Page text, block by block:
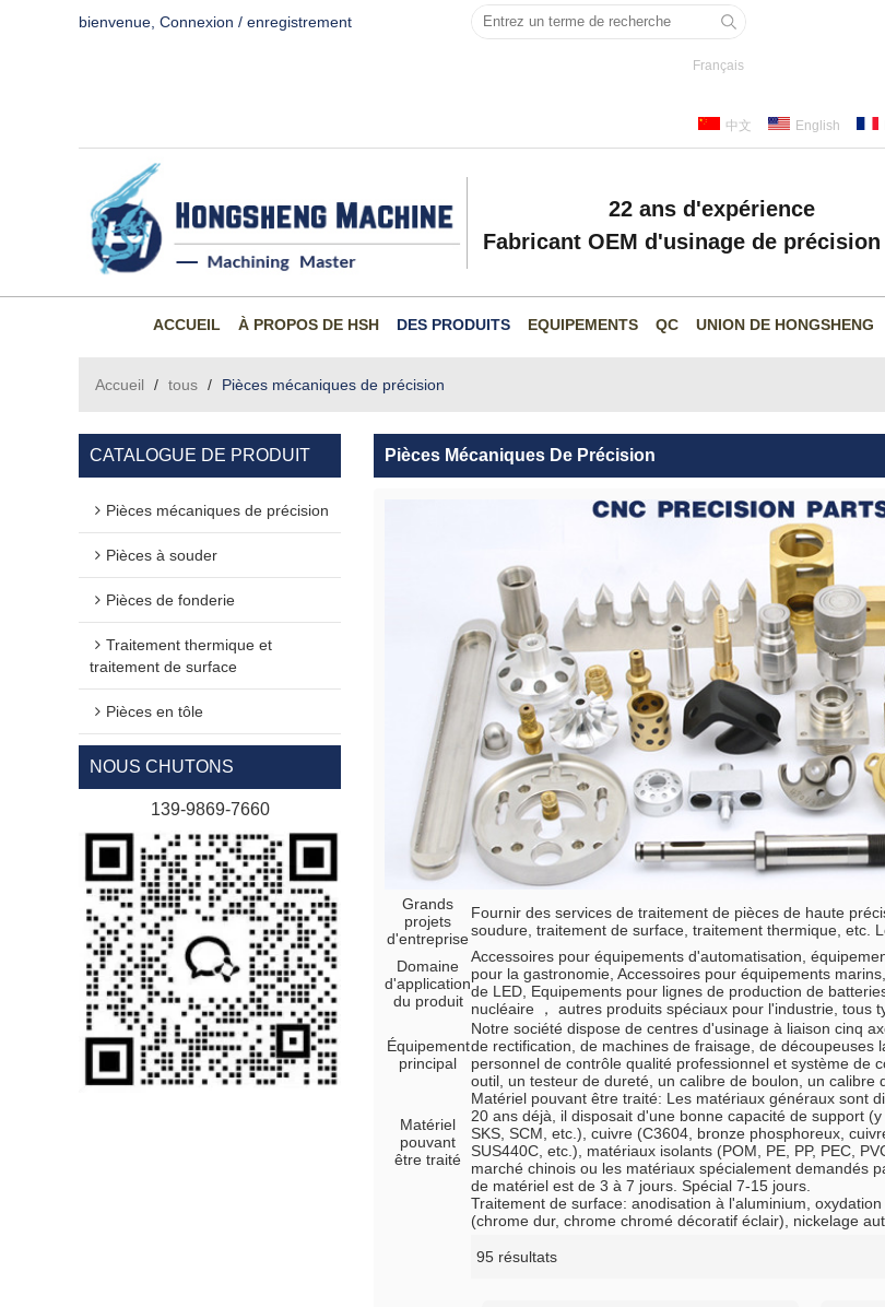
bienvenue, Connexion / enregistrement
Français
中文 English
22 ans d'expérience
Fabricant OEM d'usinage de précision
ACCUEIL À PROPOS DE HSH DES PRODUITS EQUIPEMENTS QC UNION DE HONGSHENG
Accueil / tous / Pièces mécaniques de précision
CATALOGUE DE PRODUIT
Pièces mécaniques de précision
Pièces à souder
Pièces de fonderie
Traitement thermique et
traitement de surface
Pièces en tôle
NOUS CHUTONS
139-9869-7660
Pièces Mécaniques De Précision
Grands
projets
d'entreprise
Fournir des services de traitement de pièces de haute
soudure, traitement de surface, traitement thermique, etc.
Domaine
d'application
du produit
Accessoires pour équipements d'automatisation,
pour la gastronomie, Accessoires pour équipements
de LED, Equipements pour lignes de production de
nucléaire ， autres produits spéciaux pour l'industrie, tous
Équipement
principal
Notre société dispose de centres d'usinage à liaison cinq
de rectification, de machines de fraisage, de
personnel de contrôle qualité professionnel et système de
outil, un testeur de dureté, un calibre de boulon, un
Matériel
pouvant
être traité
Matériel pouvant être traité: Les matériaux généraux sont
20 ans déjà, il disposait d'une bonne capacité de support
SKS, SCM, etc.), cuivre (C3604, bronze phosphoreux,
SUS440C, etc.), matériaux isolants (POM, PE, PP, PEC,
marché chinois ou les matériaux spécialement demandés
de matériel est de 3 à 7 jours. Spécial 7-15 jours.
Traitement de surface: anodisation à l'aluminium,
(chrome dur, chrome chromé décoratif éclair), nickelage
95 résultats